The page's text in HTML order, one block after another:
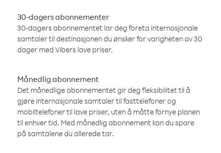
30-dagers abonnementer
30-dagers abonnementet lar deg foreta internasjonale
samtaler til destinasjonen du ønsker for varigheten av 30
dager med Vibers lave priser.
Månedlig abonnement
Det månedlige abonnementet gir deg fleksibilitet til å
gjøre internasjonale samtaler til fasttelefoner og
mobiltelefoner til lave priser, uten å måtte fornye planen
til enhver tid. Med månedlig abonnement kan du spare
på samtalene du allerede tar.